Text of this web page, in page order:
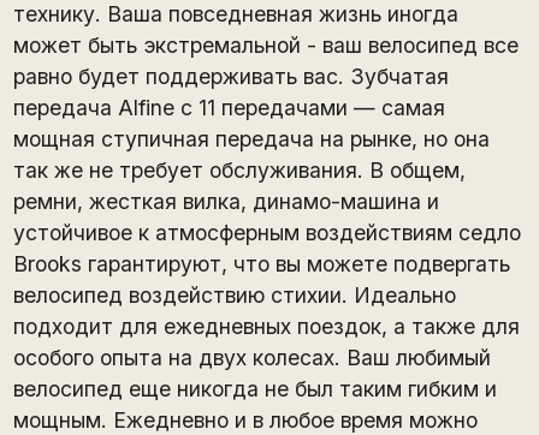
технику. Ваша повседневная жизнь иногда
может быть экстремальной - ваш велосипед все
равно будет поддерживать вас. Зубчатая
передача Alfine с 11 передачами — самая
мощная ступичная передача на рынке, но она
так же не требует обслуживания. В общем,
ремни, жесткая вилка, динамо-машина и
устойчивое к атмосферным воздействиям седло
Brooks гарантируют, что вы можете подвергать
велосипед воздействию стихии. Идеально
подходит для ежедневных поездок, а также для
особого опыта на двух колесах. Ваш любимый
велосипед еще никогда не был таким гибким и
мощным. Ежедневно и в любое время можно